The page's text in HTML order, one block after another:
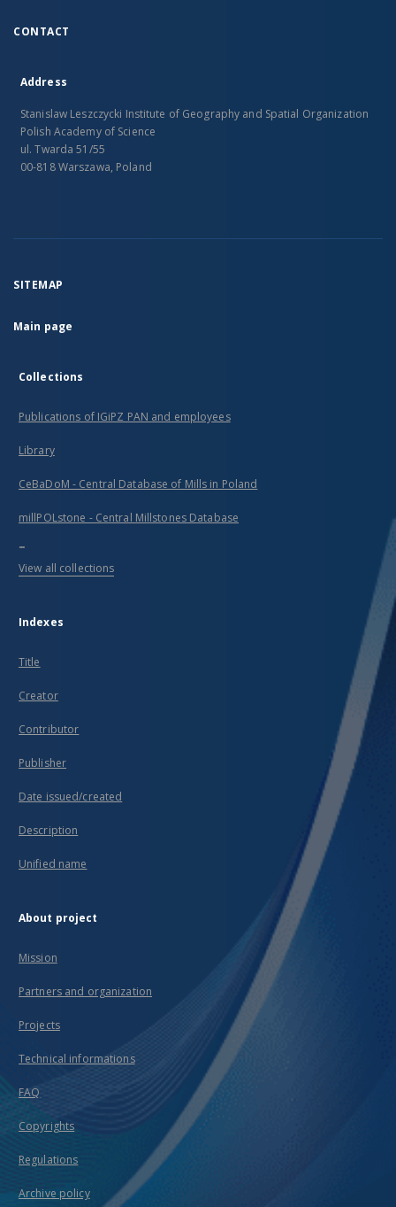
CONTACT
Address
Stanislaw Leszczycki Institute of Geography and Spatial Organization
Polish Academy of Science
ul. Twarda 51/55
00-818 Warszawa, Poland
SITEMAP
Main page
Collections
Publications of IGiPZ PAN and employees
Library
CeBaDoM - Central Database of Mills in Poland
millPOLstone - Central Millstones Database
...
View all collections
Indexes
Title
Creator
Contributor
Publisher
Date issued/created
Description
Unified name
About project
Mission
Partners and organization
Projects
Technical informations
FAQ
Copyrights
Regulations
Archive policy